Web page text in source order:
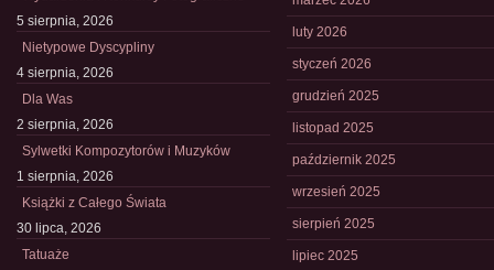
5 sierpnia, 2026
Nietypowe Dyscypliny
4 sierpnia, 2026
Dla Was
2 sierpnia, 2026
Sylwetki Kompozytorów i Muzyków
1 sierpnia, 2026
Książki z Całego Świata
30 lipca, 2026
Tatuaże
luty 2026
styczeń 2026
grudzień 2025
listopad 2025
październik 2025
wrzesień 2025
sierpień 2025
lipiec 2025